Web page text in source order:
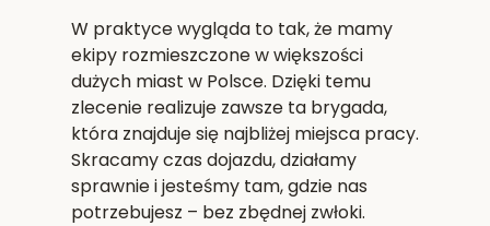
W praktyce wygląda to tak, że mamy
ekipy rozmieszczone w większości
dużych miast w Polsce. Dzięki temu
zlecenie realizuje zawsze ta brygada,
która znajduje się najbliżej miejsca pracy.
Skracamy czas dojazdu, działamy
sprawnie i jesteśmy tam, gdzie nas
potrzebujesz – bez zbędnej zwłoki.